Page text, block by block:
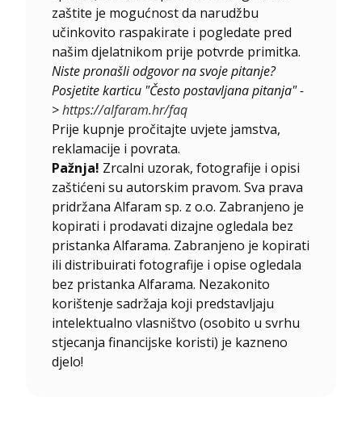
zaštite je mogućnost da narudžbu
učinkovito raspakirate i pogledate pred
našim djelatnikom prije potvrde primitka.
Niste pronašli odgovor na svoje pitanje?
Posjetite karticu "Često postavljana pitanja" -
>https://alfaram.hr/faq
Prije kupnje pročitajte uvjete jamstva,
reklamacije i povrata.
Pažnja! Zrcalni uzorak, fotografije i opisi
zaštićeni su autorskim pravom. Sva prava
pridržana Alfaram sp. z o.o. Zabranjeno je
kopirati i prodavati dizajne ogledala bez
pristanka Alfarama. Zabranjeno je kopirati
ili distribuirati fotografije i opise ogledala
bez pristanka Alfarama. Nezakonito
korištenje sadržaja koji predstavljaju
intelektualno vlasništvo (osobito u svrhu
stjecanja financijske koristi) je kazneno
djelo!